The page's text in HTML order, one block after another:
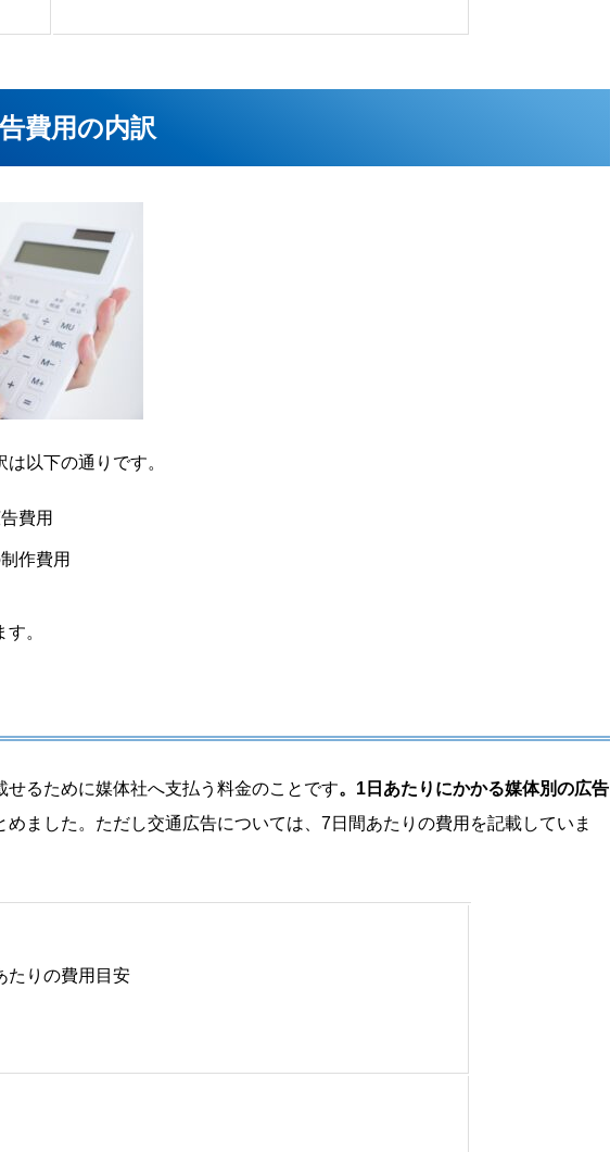
費用の内訳
以下の通りです。
費用
作費用
。
せるために媒体社へ支払う料金のことです。1日あたりにかかる媒体別の広告
めました。ただし交通広告については、7日間あたりの費用を記載していま
たりの費用目安